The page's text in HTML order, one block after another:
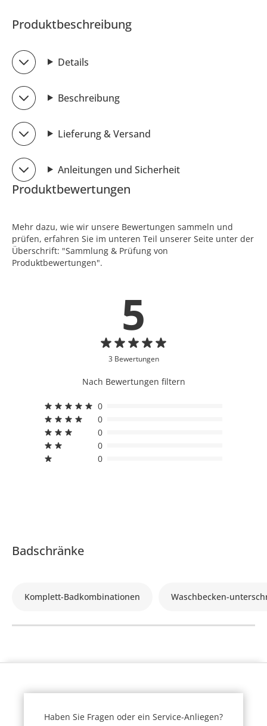
Produktbeschreibung
Details
Beschreibung
Lieferung & Versand
Anleitungen und Sicherheit
Produktbewertungen
Mehr dazu, wie wir unsere Bewertungen sammeln und
prüfen, erfahren Sie im unteren Teil unserer Seite unter der
Überschrift: "Sammlung & Prüfung von
Produktbewertungen".
5
3 Bewertungen
Nach Bewertungen filtern
0
0
0
0
0
Badschränke
Komplett-Badkombinationen Waschbecken-
Haben Sie Fragen oder ein Service-Anliegen?